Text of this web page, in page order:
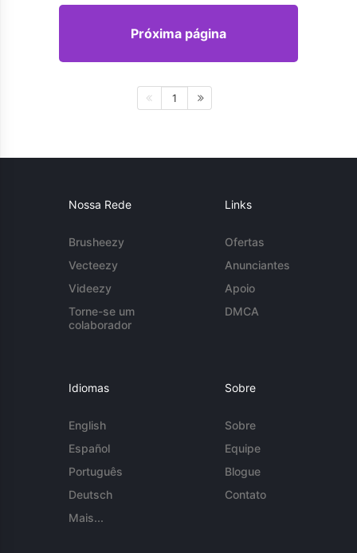
Próxima página
1
Nossa Rede
Brusheezy
Vecteezy
Videezy
Torne-se um
colaborador
Links
Ofertas
Anunciantes
Apoio
DMCA
Idiomas
English
Español
Português
Deutsch
Mais...
Sobre
Sobre
Equipe
Blogue
Contato